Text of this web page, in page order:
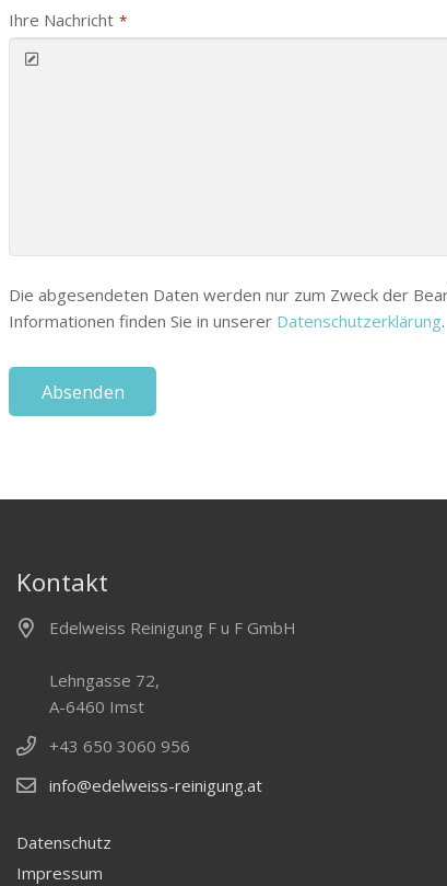
Ihre Nachricht *
Die abgesendeten Daten werden nur zum Zweck der
Informationen finden Sie in unserer Datenschutzerklärung.
Absenden
sollte
werden
Kontakt
Edelweiss Reinigung F u F GmbH
Lehngasse 72,
A-6460 Imst
+43 650 3060 956
info@edelweiss-reinigung.at
Datenschutz
Impressum